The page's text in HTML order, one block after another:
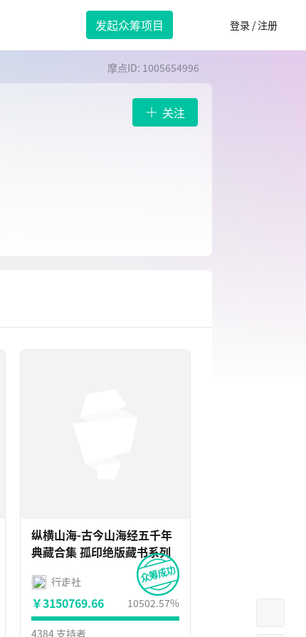
发起众筹项目 登录 / 注册
摩点ID: 1005654996
关注
纵横山海-古今山海经五千年
典藏合集 孤印绝版藏书系列
行走社
￥3150769.66 10502.57%
4384 支持者